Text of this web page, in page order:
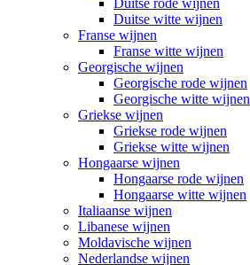
Duitse rode wijnen
Duitse witte wijnen
Franse wijnen
Franse witte wijnen
Georgische wijnen
Georgische rode wijnen
Georgische witte wijnen
Griekse wijnen
Griekse rode wijnen
Griekse witte wijnen
Hongaarse wijnen
Hongaarse rode wijnen
Hongaarse witte wijnen
Italiaanse wijnen
Libanese wijnen
Moldavische wijnen
Nederlandse wijnen